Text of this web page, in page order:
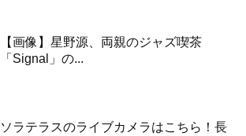
【画像】星野源、両親のジャズ喫茶
「Signal」の...
ソラテラスのライブカメラはこちら！長